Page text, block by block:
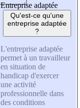
Entreprise adaptée
Qu'est-ce qu'une
entreprise adaptée
?
L'entreprise adaptée
permet à un travailleur
en situation de
handicap d'exercer
une activité
professionnelle dans
des conditions